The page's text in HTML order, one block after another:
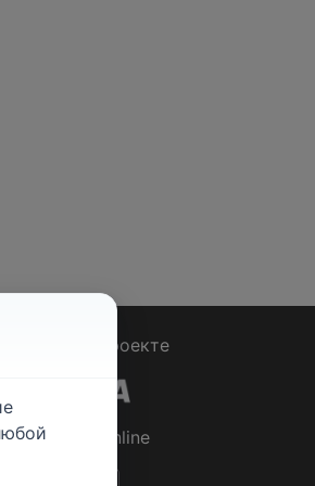
О проекте
Rabotniki.online